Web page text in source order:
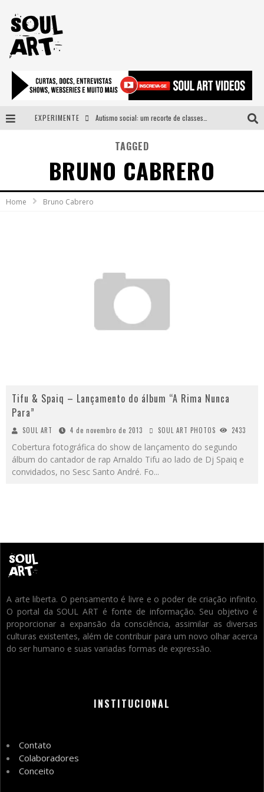
EXPERIMENTE
A subida da rampa é diferente!
Faça o bem! Mas, sem olhar a quem!?
Novo single de Arnaldo Tifu, “De Testa” explora brasilidade em sons, cores e símbolos
TAGGED
BRUNO CABRERO
Home Bruno Cabrero
Tifu & Spaiq – Lançamento do álbum “A Rima Nunca
Para”
SOUL ART 4 de novembro de 2013 SOUL ART PHOTOS 2433
Cobertura fotográfica do show de lançamento do segundo
álbum do cantador de rap Arnaldo Tifu ao lado de Dj Spaiq e
convidados, no Sesc Santo André. Fo...
A arte liberta. O pensamento é livre e o poder de criação infinito.
O portal da SOUL ART é fonte de informação. Seu objetivo é
proporcionar a expansão da consciência, assimilar as diversas
culturas existentes, além de contribuir para um novo olhar acerca
do ser humano e suas variadas formas de expressão.
INSTITUCIONAL
Contato
Colaboradores
Conceito